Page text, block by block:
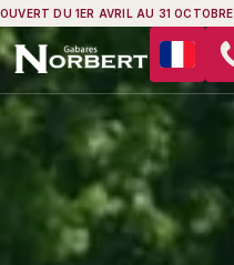
OUVERT DU 1ER AVRIL AU 31 OCTOBRE